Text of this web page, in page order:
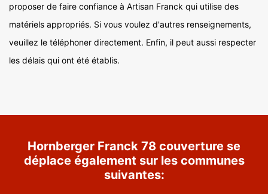
proposer de faire confiance à Artisan Franck qui utilise des
matériels appropriés. Si vous voulez d'autres renseignements,
veuillez le téléphoner directement. Enfin, il peut aussi respecter
les délais qui ont été établis.
Hornberger Franck 78 couverture se
déplace également sur les communes
suivantes: